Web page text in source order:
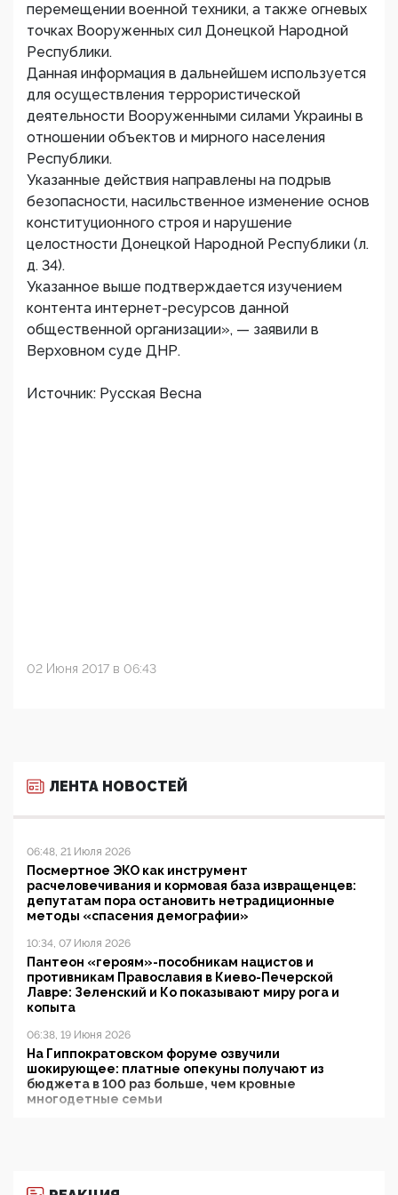
перемещении военной техники, а также огневых
точках Вооруженных сил Донецкой Народной
Республики.
Данная информация в дальнейшем используется
для осуществления террористической
деятельности Вооруженными силами Украины в
отношении объектов и мирного населения
Республики.
Указанные действия направлены на подрыв
безопасности, насильственное изменение основ
конституционного строя и нарушение
целостности Донецкой Народной Республики (л.
д. 34).
Указанное выше подтверждается изучением
контента интернет-ресурсов данной
общественной организации», — заявили в
Верховном суде ДНР.
Источник: Русская Весна
02 Июня 2017 в 06:43
ЛЕНТА НОВОСТЕЙ
06:48, 21 Июля 2026
Посмертное ЭКО как инструмент
расчеловечивания и кормовая база извращенцев:
депутатам пора остановить нетрадиционные
методы «спасения демографии»
10:34, 07 Июля 2026
Пантеон «героям»-пособникам нацистов и
противникам Православия в Киево-Печерской
Лавре: Зеленский и Ко показывают миру рога и
копыта
06:38, 19 Июня 2026
На Гиппократовском форуме озвучили
шокирующее: платные опекуны получают из
бюджета в 100 раз больше, чем кровные
многодетные семьи